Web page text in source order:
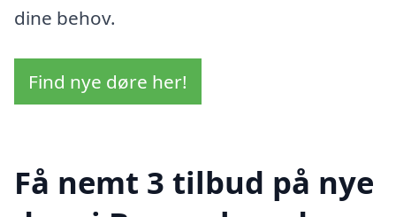
dine behov.
Find nye døre her!
Få nemt 3 tilbud på nye